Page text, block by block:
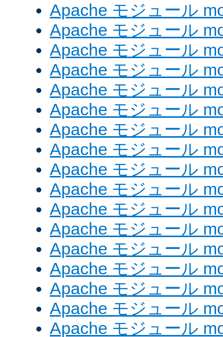
Apache モジュール
Apache モジュール
Apache モジュール
Apache モジュール
Apache モジュール
Apache モジュール
Apache モジュール
Apache モジュール
Apache モジュール
Apache モジュール
Apache モジュール
Apache モジュール
Apache モジュール
Apache モジュール
Apache モジュール
Apache モジュール
Apache モジュール